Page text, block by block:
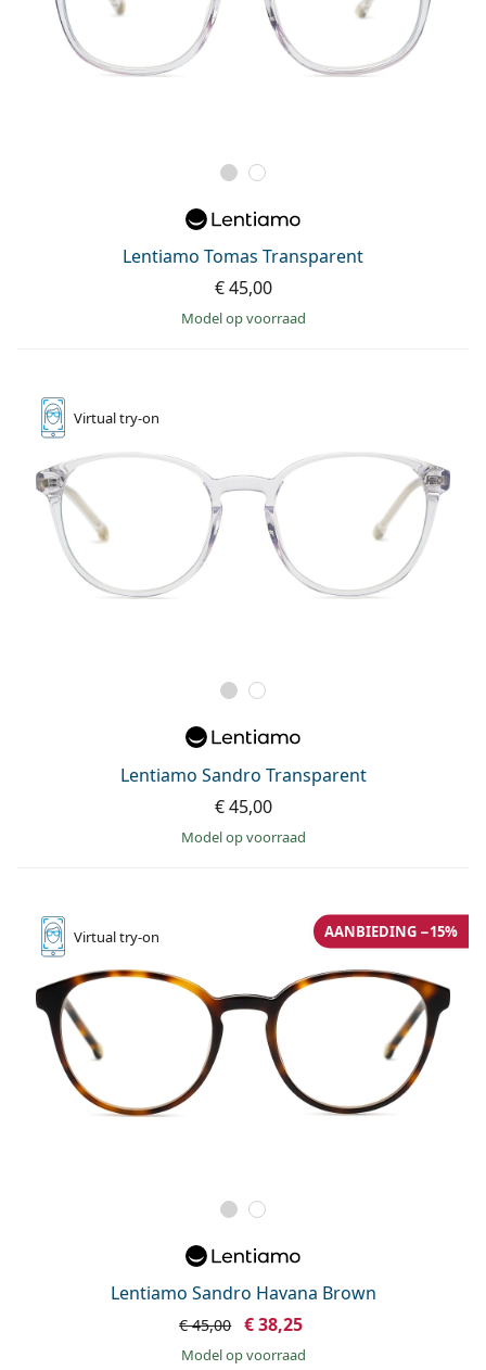
Lentiamo Tomas Transparent
€ 45,00
model op voorraad
Virtualtry-on
Lentiamo Sandro Transparent
€ 45,00
model op voorraad
Virtualtry-on
Lentiamo Sandro Havana Brown
AANBIEDING −15%
€ 45,00 € 38,25
model op voorraad